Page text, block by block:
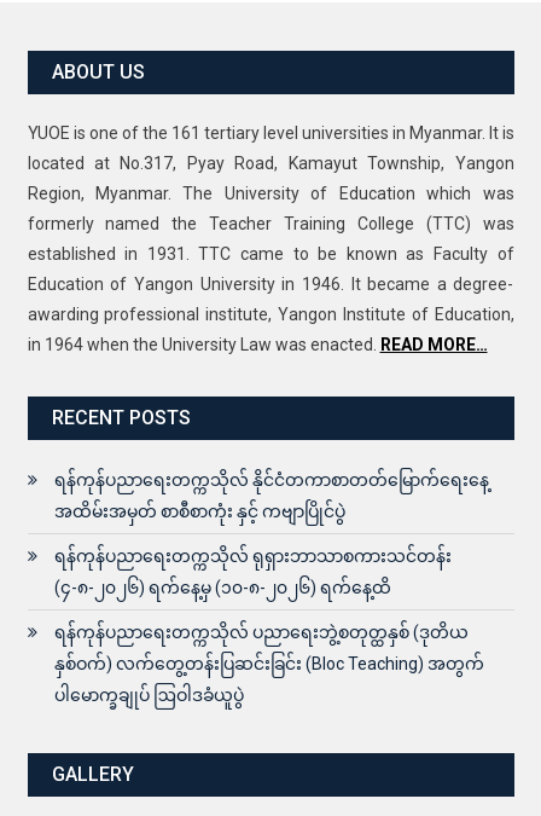
ABOUT US
YUOE is one of the 161 tertiary level universities in Myanmar. It is
located at No.317, Pyay Road, Kamayut Township, Yangon
Region, Myanmar. The University of Education which was
formerly named the Teacher Training College (TTC) was
established in 1931. TTC came to be known as Faculty of
Education of Yangon University in 1946. It became a degree-
awarding professional institute, Yangon Institute of Education,
in 1964 when the University Law was enacted.
READ MORE…
RECENT POSTS
ရန်ကုန်ပညာရေးတက္ကသိုလ် နိုင်ငံတကာစာတတ်မြောက်ရေးနေ့
အထိမ်းအမှတ် စာစီစာကုံး နှင့် ကဗျာပြိုင်ပွဲ
ရန်ကုန်ပညာရေးတက္ကသိုလ် ရုရှားဘာသာစကားသင်တန်း
(၄-၈-၂၀၂၆) ရက်နေ့မှ (၁၀-၈-၂၀၂၆) ရက်နေ့ထိ
ရန်ကုန်ပညာရေးတက္ကသိုလ် ပညာရေးဘွဲ့စတုတ္ထနှစ် (ဒုတိယ
နှစ်ဝက်) လက်တွေ့တန်းပြဆင်းခြင်း (Bloc Teaching) အတွက်
ပါမောက္ခချုပ် ဩဝါဒခံယူပွဲ
GALLERY